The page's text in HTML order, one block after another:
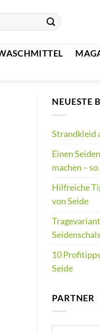
NEUESTE
Strandkleid
Einen
machen –
Hilfreiche
von Seide
10
Seide
PARTNER